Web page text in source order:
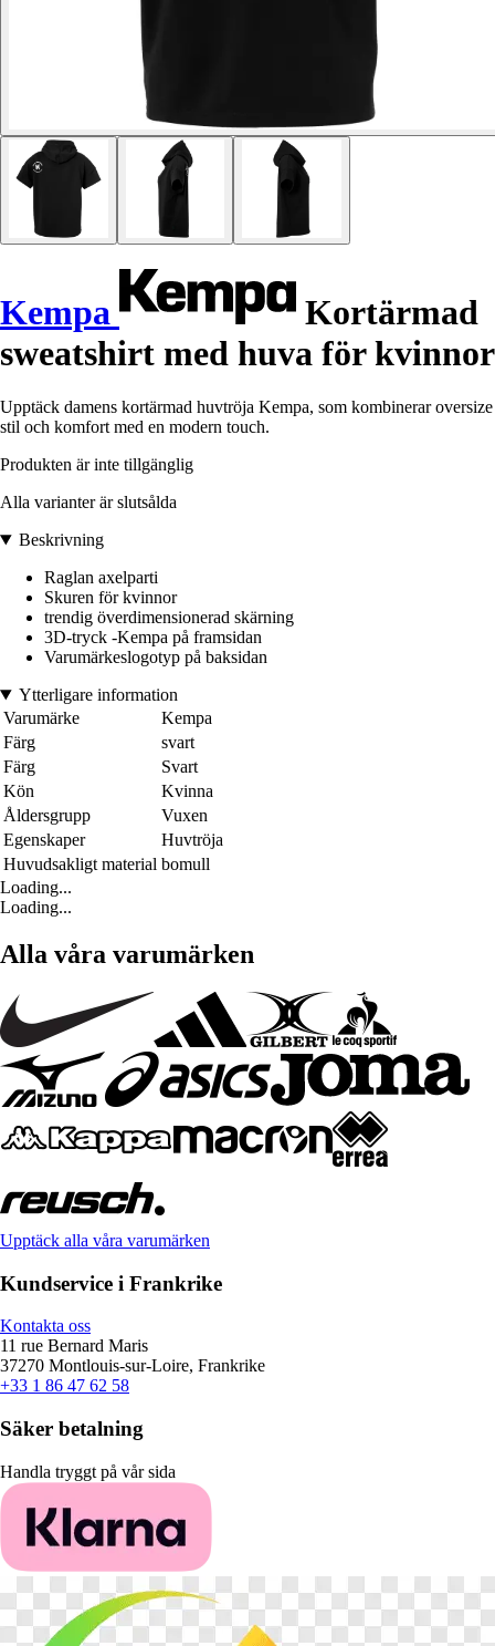
Kempa
Kortärmad
sweatshirt med huva för kvinnor
Upptäck damens kortärmad huvtröja Kempa, som kombinerar oversize
stil och komfort med en modern touch.
Produkten är inte tillgänglig
Alla varianter är slutsålda
Beskrivning
Raglan axelparti
Skuren för kvinnor
trendig överdimensionerad skärning
3D-tryck -Kempa på framsidan
Varumärkeslogotyp på baksidan
Ytterligare information
Varumärke
Kempa
Färg
svart
Färg
Svart
Kön
Kvinna
Åldersgrupp
Vuxen
Egenskaper
Huvtröja
Huvudsakligt material bomull
Loading...
Loading...
Alla våra varumärken
Upptäck alla våra varumärken
Kundservice i Frankrike
Kontakta oss
11 rue Bernard Maris
37270 Montlouis-sur-Loire, Frankrike
+33 1 86 47 62 58
Säker betalning
Handla tryggt på vår sida